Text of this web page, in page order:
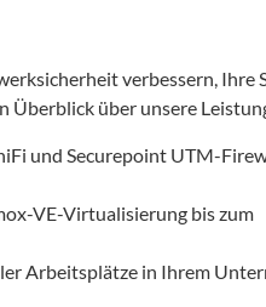
verbessern, Ihre
Überblick über unsere
und Securepoint UTM-
VE-Virtualisierung bis zum
Arbeitsplätze in Ihrem